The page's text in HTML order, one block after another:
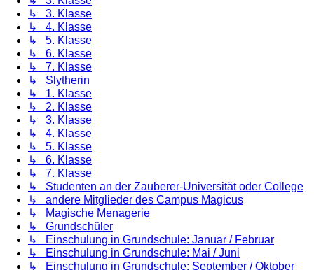
↳ 3. Klasse
↳ 4. Klasse
↳ 5. Klasse
↳ 6. Klasse
↳ 7. Klasse
↳ Slytherin
↳ 1. Klasse
↳ 2. Klasse
↳ 3. Klasse
↳ 4. Klasse
↳ 5. Klasse
↳ 6. Klasse
↳ 7. Klasse
↳ Studenten an der Zauberer-Universität oder College
↳ andere Mitglieder des Campus Magicus
↳ Magische Menagerie
↳ Grundschüler
↳ Einschulung in Grundschule: Januar / Februar
↳ Einschulung in Grundschule: Mai / Juni
↳ Einschulung in Grundschule: September / Oktober